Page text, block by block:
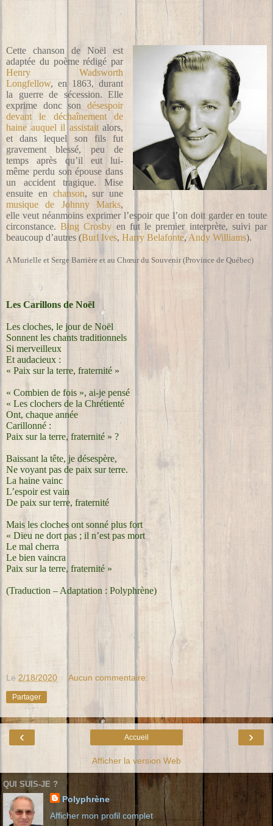
Cette chanson de Noël est
adaptée du poème rédigé par
Henry Wadsworth
Longfellow, en 1863, durant
la guerre de sécession. Elle
exprime donc son désespoir
devant le déchaînement de
haine auquel il assistaitalors,
et dans lequel son fils fut
gravement blessé, peu de
temps après qu’il eut lui-
même perdu son épouse dans
un accident tragique. Mise
ensuite en chanson, sur une
musique de Johnny Marks,
elle veut néanmoins exprimer l’espoir que l’on doit garder en toute
circonstance.Bing Crosby en fut le premier interprète, suivi par
beaucoup d’autres (Burl Ives, Harry Belafonte,Andy Williams).
A Murielle et Serge Barrière et au Chœur du Souvenir (Province de Québec)
Les Carillons de Noël
Les cloches, le jour de Noël
Sonnent les chants traditionnels
Si merveilleux
Et audacieux :
« Paix sur la terre, fraternité »
« Combien de fois », ai-je pensé
« Les clochers de la Chrétienté
Ont, chaque année
Carillonné :
Paix sur la terre, fraternité » ?
Baissant la tête, je désespère,
Ne voyant pas de paix sur terre.
La haine vainc
L’espoir est vain
De paix sur terre, fraternité
Mais les cloches ont sonné plus fort
« Dieu ne dort pas ; il n’est pas mort
Le mal cherra
Le bien vaincra
Paix sur la terre, fraternité »
(Traduction – Adaptation : Polyphrène)
Le 2/18/2020 Aucun commentaire:
Partager
‹ ›
Accueil
Afficher la version Web
QUI SUIS-JE ?
Polyphrène
Afficher mon profil complet